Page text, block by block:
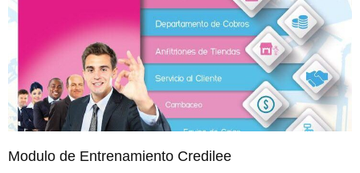
Modulo de Entrenamiento Credilee